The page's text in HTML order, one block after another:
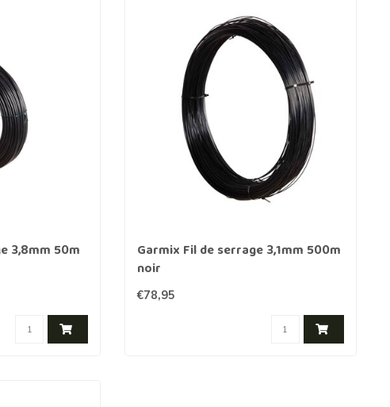
3,8mm 50m
Garmix Fil de serrage 3,1mm 500m
noir
€78,95